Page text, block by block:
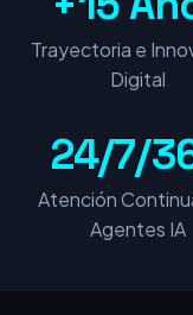
Trayectoria e
Digital
24/7/
Atención
Agentes IA